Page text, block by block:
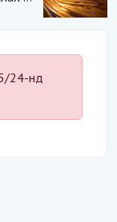
24-нд